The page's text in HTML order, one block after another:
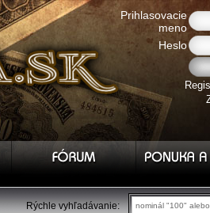
Prihlasovacie
meno
Heslo
nominál "100"
Rýchle vyhľadávanie: